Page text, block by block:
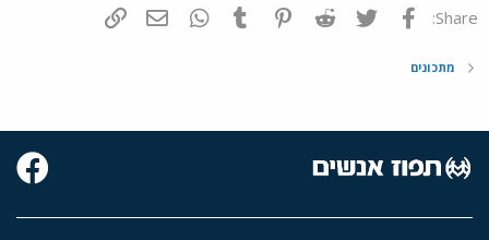
Share: פייסבוק Twitter
Reddit
Pinterest
Tumblr
WhatsAppדואר אלקטרוני
מתכונים